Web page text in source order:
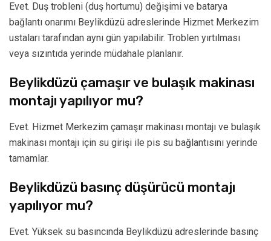
Evet. Duş trobleni (duş hortumu) değişimi ve batarya
bağlantı onarımı Beylikdüzü adreslerinde Hizmet Merkezim
ustaları tarafından aynı gün yapılabilir. Troblen yırtılması
veya sızıntıda yerinde müdahale planlanır.
Beylikdüzü çamaşır ve bulaşık makinası
montajı yapılıyor mu?
Evet. Hizmet Merkezim çamaşır makinası montajı ve bulaşık
makinası montajı için su girişi ile pis su bağlantısını yerinde
tamamlar.
Beylikdüzü basınç düşürücü montajı
yapılıyor mu?
Evet. Yüksek su basıncında Beylikdüzü adreslerinde basınç